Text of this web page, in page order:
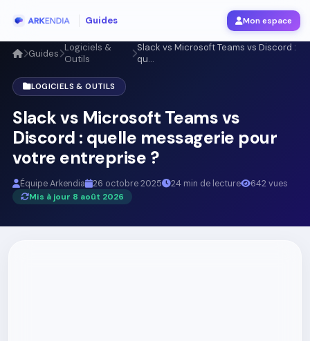
Guides Mon espace
Guides Logiciels &
Outils
Slack vs Microsoft Teams vs Discord :
qu...
LOGICIELS & OUTILS
Slack vs Microsoft Teams vs
Discord : quelle messagerie pour
votre entreprise ?
Équipe Arkendia 26 octobre 2025 24 min de lecture
642 vues
Mis à jour 8 août 2026